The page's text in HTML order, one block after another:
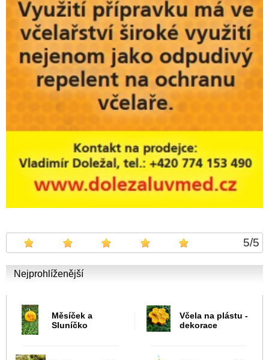
5/5
Nejprohlíženější
Měsíček a
Sluníčko
Včela na plástu -
dekorace